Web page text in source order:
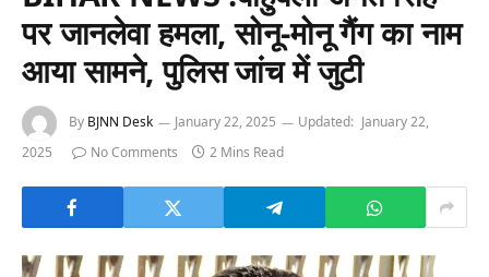
पर जानलेवा हमला, सोनू-मोनू गैंग का नाम
आया सामने, पुलिस जांच में जुटी
By BJNN Desk January 22, 2025 Updated: January 22,
2025
No Comments 2 Mins Read